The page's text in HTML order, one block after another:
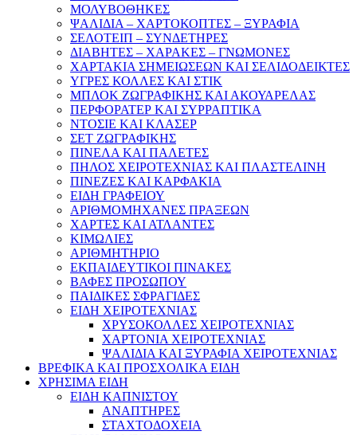
ΜΟΛΥΒΟΘΗΚΕΣ
ΨΑΛΙΔΙΑ – ΧΑΡΤΟΚΟΠΤΕΣ – ΞΥΡΑΦΙΑ
ΣΕΛΟΤΕΙΠ – ΣΥΝΔΕΤΗΡΕΣ
ΔΙΑΒΗΤΕΣ – ΧΑΡΑΚΕΣ – ΓΝΩΜΟΝΕΣ
ΧΑΡΤΑΚΙΑ ΣΗΜΕΙΩΣΕΩΝ ΚΑΙ ΣΕΛΙΔΟΔΕΙΚΤΕΣ
ΥΓΡΕΣ ΚΟΛΛΕΣ ΚΑΙ ΣΤΙΚ
ΜΠΛΟΚ ΖΩΓΡΑΦΙΚΗΣ ΚΑΙ ΑΚΟΥΑΡΕΛΑΣ
ΠΕΡΦΟΡΑΤΕΡ ΚΑΙ ΣΥΡΡΑΠΤΙΚΑ
ΝΤΟΣΙΕ ΚΑΙ ΚΛΑΣΕΡ
ΣΕΤ ΖΩΓΡΑΦΙΚΗΣ
ΠΙΝΕΛΑ ΚΑΙ ΠΑΛΕΤΕΣ
ΠΗΛΟΣ ΧΕΙΡΟΤΕΧΝΙΑΣ ΚΑΙ ΠΛΑΣΤΕΛΙΝΗ
ΠΙΝΕΖΕΣ ΚΑΙ ΚΑΡΦΑΚΙΑ
ΕΙΔΗ ΓΡΑΦΕΙΟΥ
ΑΡΙΘΜΟΜΗΧΑΝΕΣ ΠΡΑΞΕΩΝ
ΧΑΡΤΕΣ ΚΑΙ ΑΤΛΑΝΤΕΣ
ΚΙΜΩΛΙΕΣ
ΑΡΙΘΜΗΤΗΡΙΟ
ΕΚΠΑΙΔΕΥΤΙΚΟΙ ΠΙΝΑΚΕΣ
ΒΑΦΕΣ ΠΡΟΣΩΠΟΥ
ΠΑΙΔΙΚΕΣ ΣΦΡΑΓΙΔΕΣ
ΕΙΔΗ ΧΕΙΡΟΤΕΧΝΙΑΣ
ΧΡΥΣΟΚΟΛΛΕΣ ΧΕΙΡΟΤΕΧΝΙΑΣ
ΧΑΡΤΟΝΙΑ ΧΕΙΡΟΤΕΧΝΙΑΣ
ΨΑΛΙΔΙΑ ΚΑΙ ΞΥΡΑΦΙΑ ΧΕΙΡΟΤΕΧΝΙΑΣ
ΒΡΕΦΙΚΑ ΚΑΙ ΠΡΟΣΧΟΛΙΚΑ ΕΙΔΗ
ΧΡΗΣΙΜΑ ΕΙΔΗ
ΕΙΔΗ ΚΑΠΝΙΣΤΟΥ
ΑΝΑΠΤΗΡΕΣ
ΣΤΑΧΤΟΔΟΧΕΙΑ